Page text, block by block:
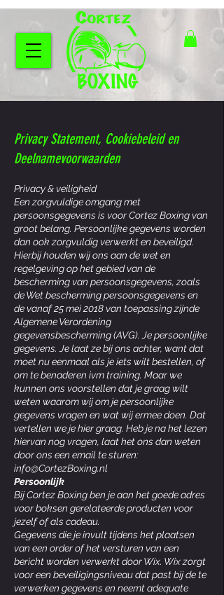
Privacy Statement, Cookiebeleid en
Deelnamevoorwaarden
Privacy & veiligheid
Een zorgvuldige omgang met
persoonsgegevens is voor Cortez Boxing van
groot belang. Persoonlijke gegevens worden
dan ook zorgvuldig verwerkt en beveiligd.
Hierbij houden wij ons aan de wet en
regelgeving op het gebied van de
bescherming van persoonsgegevens, zoals
de Wet bescherming persoonsgegevens en
de vanaf 25 mei 2018 van toepassing zijnde
Algemene Verordening
gegevensbescherming (AVG). Je persoonlijke
gegevens. Je laat ze bij ons achter, want dat
moet nu eenmaal als je iets wilt bestellen, of
om te benaderen ivm training. Maar we
kunnen ons voorstellen dat je graag wilt
weten waarom wij om je persoonlijke
gegevens vragen en wat wij ermee doen. Dat
vertellen we je hier graag. Heb je na het lezen
hiervan nog vragen, laat het ons dan weten
door ons een email te sturen:
info@CortezBoxing.nl
Persoonlijk
Bij Cortez Boxing ben je aan het goede adres
voor boksen gerelateerde producten voor
jezelf of als cadeau.
Gegevens die je invult tijdens het plaatsen
van een order of het versturen van een
bericht worden verwerkt door Wix. Wix zorgt
voor een beveiligingsniveau dat past bij de te
verwerken gegevens en neemt adequate